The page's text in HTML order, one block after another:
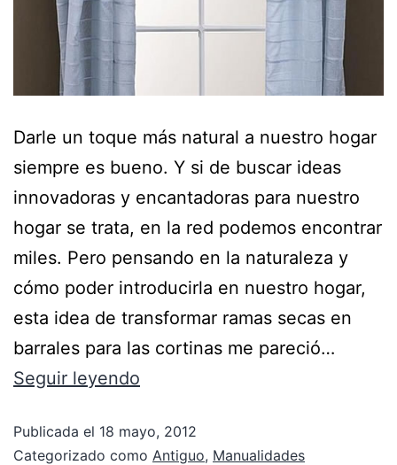
Darle un toque más natural a nuestro hogar
siempre es bueno. Y si de buscar ideas
innovadoras y encantadoras para nuestro
hogar se trata, en la red podemos encontrar
miles. Pero pensando en la naturaleza y
cómo poder introducirla en nuestro hogar,
esta idea de transformar ramas secas en
barrales para las cortinas me pareció…
Seguir leyendo
Publicada el 18 mayo, 2012
Categorizado como Antiguo, Manualidades